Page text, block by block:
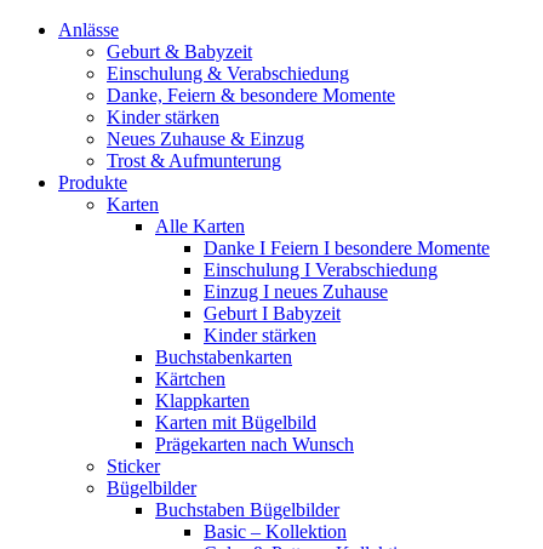
Anlässe
Geburt & Babyzeit
Einschulung & Verabschiedung
Danke, Feiern & besondere Momente
Kinder stärken
Neues Zuhause & Einzug
Trost & Aufmunterung
Produkte
Karten
Alle Karten
Danke I Feiern I besondere Momente
Einschulung I Verabschiedung
Einzug I neues Zuhause
Geburt I Babyzeit
Kinder stärken
Buchstabenkarten
Kärtchen
Klappkarten
Karten mit Bügelbild
Prägekarten nach Wunsch
Sticker
Bügelbilder
Buchstaben Bügelbilder
Basic – Kollektion